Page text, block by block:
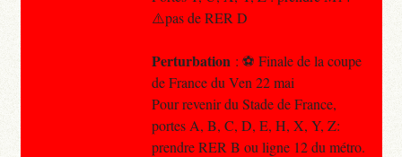
⚠️pas de RER D
Perturbation : ⚽️ Finale de la coupe
de France du Ven 22 mai
Pour revenir du Stade de France,
portes A, B, C, D, E, H, X, Y, Z:
prendre RER B ou ligne 12 du métro.